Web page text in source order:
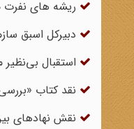
ریشه های نفرت
دبیرکل اسبق
استقبال بی‌نظیر
نقد کتاب
نقش نهادهای